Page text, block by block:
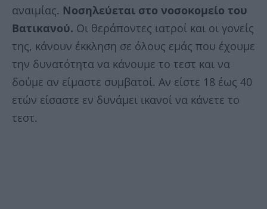
αναιμίας. Νοσηλεύεται στο νοσοκομείο του
Βατικανού. Οι θεράποντες ιατροί και οι γονείς
της, κάνουν έκκληση σε όλους εμάς που έχουμε
την δυνατότητα να κάνουμε το τεστ και να
δούμε αν είμαστε συμβατοί. Αν είστε 18 έως 40
ετών είσαστε εν δυνάμει ικανοί να κάνετε το
τεστ.